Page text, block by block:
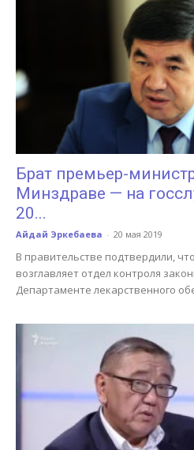
Брат премьер-
Минздраве — на
20...
Айдай Эркебаева - 20 мая 2019
В правительстве подтвердили,
возглавляет отдел контроля
Департаменте лекарственного